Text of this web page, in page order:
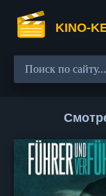
KINO-